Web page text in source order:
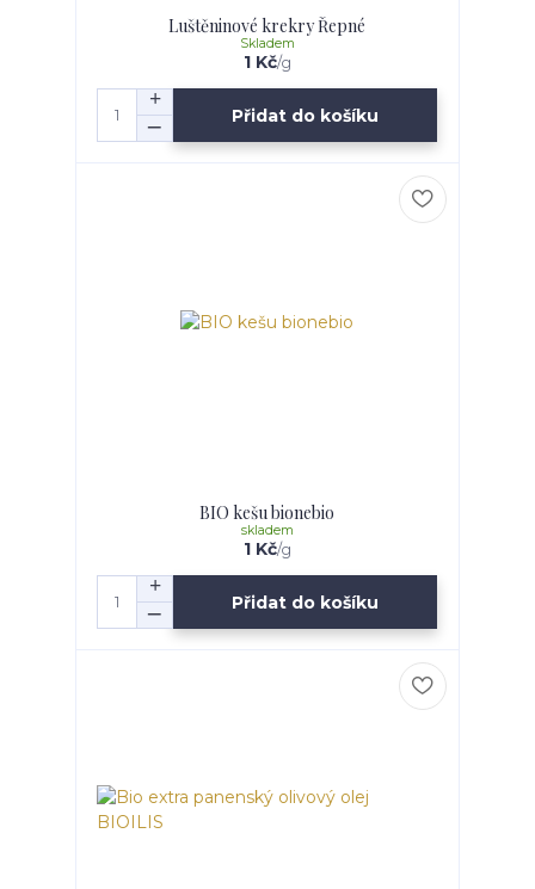
Luštěninové krekry Řepné
1 Kč/g
Skladem
Přidat do košíku
BIO kešu bionebio
1 Kč/g
skladem
Přidat do košíku